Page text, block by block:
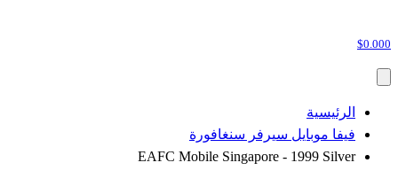
$0.000
الرئيسية
فيفا موبايل سيرفر سنغافورة
EAFC Mobile Singapore - 1999 Silver